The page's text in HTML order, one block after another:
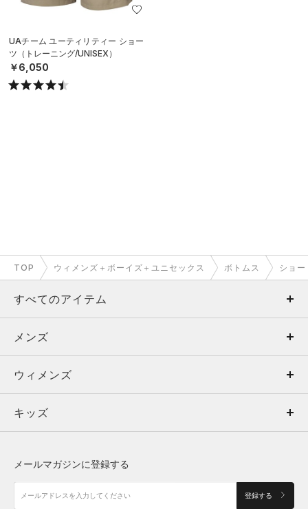
UAチーム ユーティリティー ショー
ツ（トレーニング/UNISEX）
￥6,050
TOP ウィメンズ＋ボーイズ＋ユニセックス ボトムス ショ
すべてのアイテム
メンズ
ウィメンズ
キッズ
アクセサリー
メンズ
トップス
ボトムス
アクセサリー
ウィメンズ
トップス
シューズ
キッズ
メールマガジンに登録する
登録する